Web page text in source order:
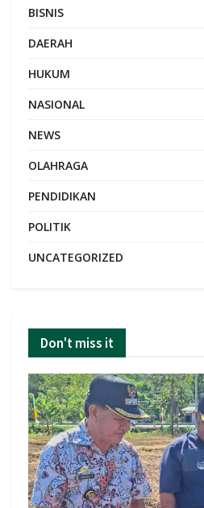
BISNIS
DAERAH
HUKUM
NASIONAL
NEWS
OLAHRAGA
PENDIDIKAN
POLITIK
UNCATEGORIZED
Don't miss it